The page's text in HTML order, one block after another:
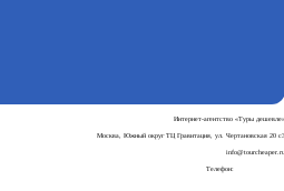
Интернет-агентство «Туры дешевле»
Москва, Южный округ ТЦ Гравитация, ул. Чертановская 20 с3
info@tourcheaper.ru
Телефон: